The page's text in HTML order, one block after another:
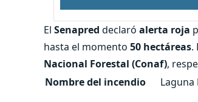
El Senapred declaró alerta roja
hasta el momento 50 hectáreas.
Nacional Forestal (Conaf),
Nombre del incendio
Laguna